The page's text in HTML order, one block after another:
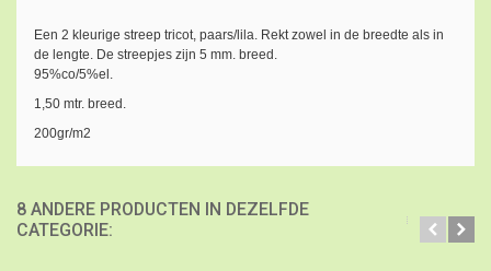
Een 2 kleurige streep tricot, paars/lila. Rekt zowel in de breedte als in
de lengte. De streepjes zijn 5 mm. breed.
95%co/5%el.
1,50 mtr. breed.
200gr/m2
8 ANDERE PRODUCTEN IN DEZELFDE
CATEGORIE: